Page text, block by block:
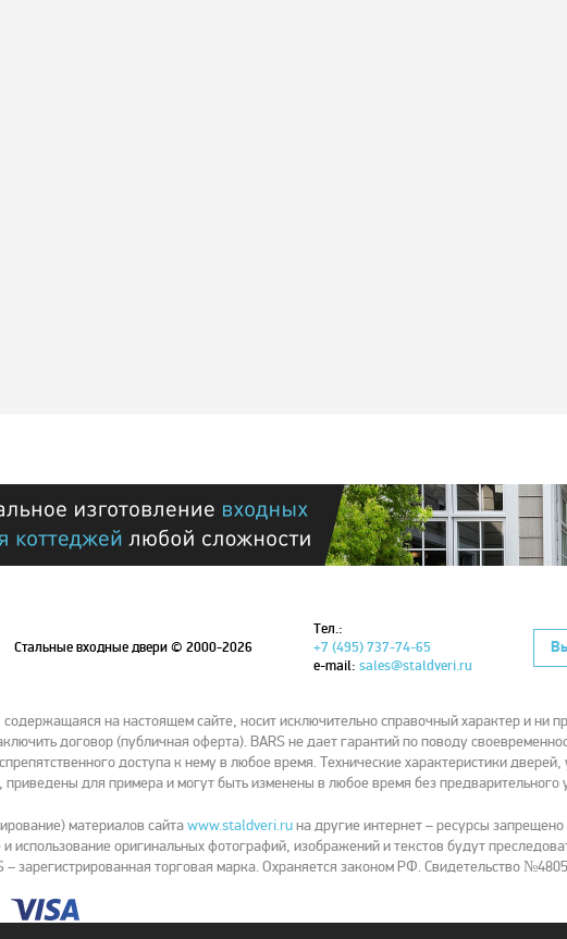
Стальные входные двери© 2000-2026
Тел.:
+7 (495) 737-74-65
e-mail: sales@staldveri.ru
на настоящем сайте, носит исключительно справочный характер и ни
договор (публичная оферта). BARS не дает гарантий по поводу
доступа к нему в любое время. Технические характеристики
приведены для примера и могут быть изменены в любое время без предварительного
материалов сайтаwww.staldveri.ruна другие интернет – ресурсы
использование оригинальных фотографий, изображений и текстов будут
– зарегистрированная торговая марка. Охраняется законом РФ. Свидетельство